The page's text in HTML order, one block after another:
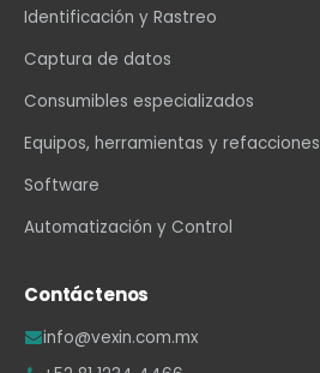
Identificación y Rastreo
Captura de datos
Consumibles especializados
Equipos, herramientas y refacciones
Software
Automatización y Control
Contáctenos
info@vexin.com.mx